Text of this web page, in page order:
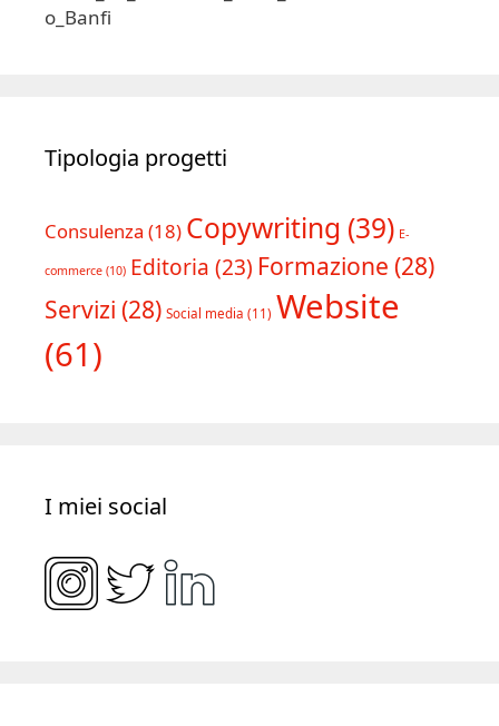
Tipologia progetti
Consulenza (18) Copywriting (39) E-
commerce (10) Editoria (23) Formazione (28)
Servizi (28) Social media (11) Website
(61)
I miei social